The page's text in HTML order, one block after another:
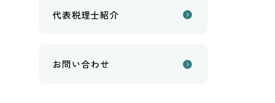
代表税理士紹介
お問い合わせ